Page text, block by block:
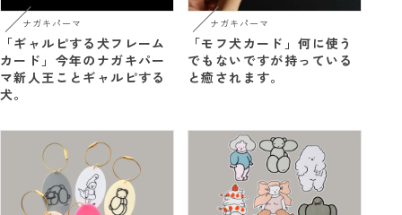
ナガキパーマ
「ギャルピする犬フレーム
カード」今年のナガキパー
マ新人王ことギャルピする
犬。
ナガキパーマ
「モフ犬カード」何に使う
でもないですが持っている
と癒されます。